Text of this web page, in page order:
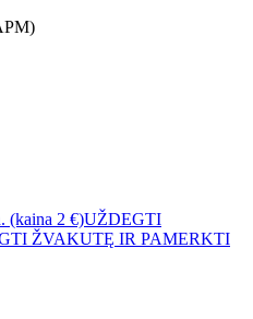
(kaina 2 €)UŽDEGTI
ŽVAKUTĘ IR PAMERKTI